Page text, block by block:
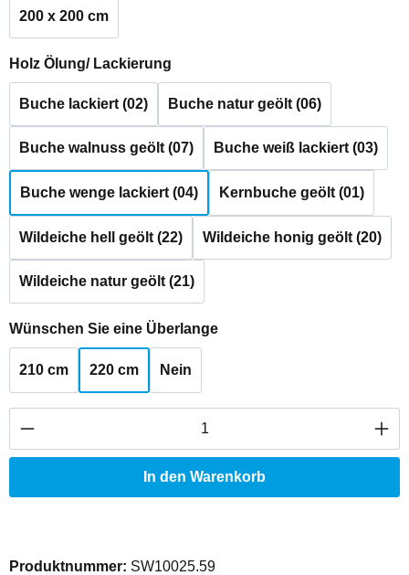
200 x 200 cm
Holz Ölung/ Lackierung
Buche lackiert (02) Buche natur geölt (06)
Buche walnuss geölt (07) Buche weiß lackiert (03)
Buche wenge lackiert (04) Kernbuche geölt (01)
Wildeiche hell geölt (22) Wildeiche honig geölt (20)
Wildeiche natur geölt (21)
Wünschen Sie eine Überlangeauswählen
210 cm 220 cm Nein
Produkt Anzahl: Gib den gewünschten
In den Warenkorb
Produktnummer: SW10025.59